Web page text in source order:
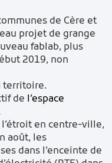
de Cère et
projet de grange
fablab, plus
2019, non
territoire.
de l’espace
l’étroit en centre-ville,
août, les
dans l’enceinte de